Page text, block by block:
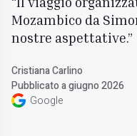
Mozambico da
nostre aspettative.
Cristiana Carlino
Pubblicato a giugno 2026
Google